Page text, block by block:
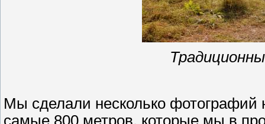
Мы сделали несколько фотографий